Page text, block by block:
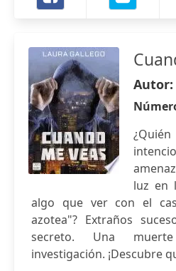
Autor:
luz en
algo que ver con el
azotea"? Extraños
secreto. Una
investigación. ¡Descubre